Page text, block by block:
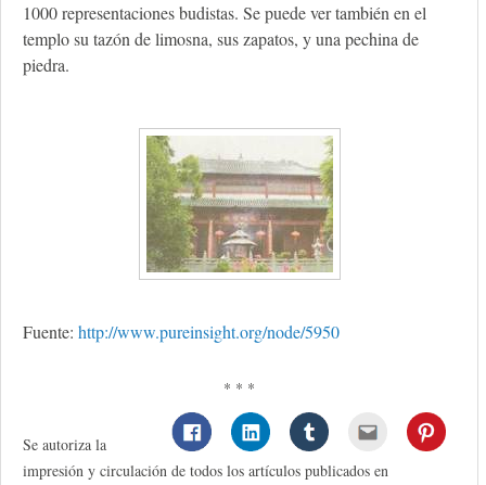
1000 representaciones budistas. Se puede ver también en el
templo su tazón de limosna, sus zapatos, y una pechina de
piedra.
Fuente: http://www.pureinsight.org/node/5950
* * *
Se autoriza la
impresión y circulación de todos los artículos publicados en